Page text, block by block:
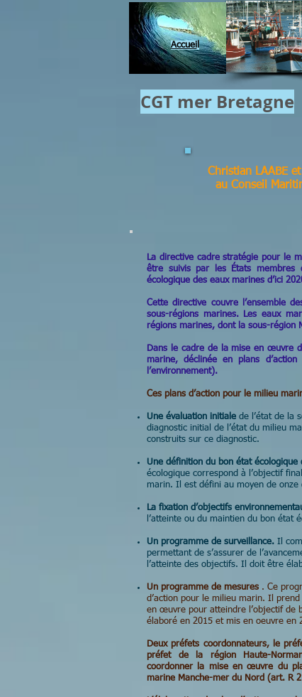
CGT mer​ Bretagne
Accueil
Christian LAABE
au Conseil
La directive cadre stratégie pour le
être suivis par les États membres
écologique des eaux marines d’ici
Cette directive couvre l’ensemble
sous-régions marines. Les eaux
régions marines, dont la sous-région
Dans le cadre de la mise en œuvre
marine, déclinée en plans
l’environnement).
Ces plans d’action pour le milieu
Une évaluation initiale de l’état de la
diagnostic initial de l’état du milieu
construits sur ce diagnostic.
Une définition du bon état écologique
écologique correspond à l’objectif
marin. Il est défini au moyen de
La fixation d’objectifs
l’atteinte ou du maintien du bon état
Un programme de surveillance. Il
permettant de s’assurer de
l’atteinte des objectifs. Il doit être
Un programme de mesures . Ce
d’action pour le milieu marin. Il
en œuvre pour atteindre l’objectif de
élaboré en 2015 et mis en oeuvre en
Deux préfets coordonnateurs, le
préfet de la région Haute-
coordonner la mise en œuvre du
marine Manche-mer du Nord (art. R